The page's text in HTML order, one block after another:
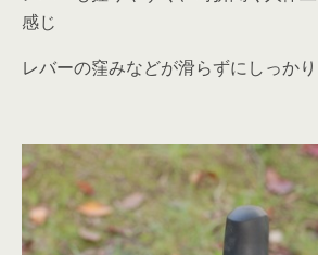
感じ
レバーの窪みなどが滑らずにしっか